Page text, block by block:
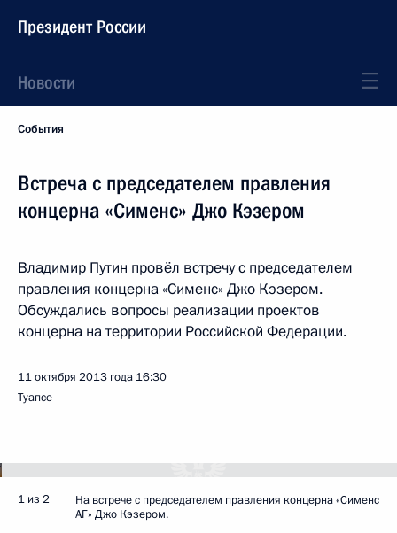
Президент России
Новости
События
Встреча с председателем правления
концерна «Сименс» Джо Кэзером
Владимир Путин провёл встречу с председателем
правления концерна «Сименс» Джо Кэзером.
Обсуждались вопросы реализации проектов
концерна на территории Российской Федерации.
11 октября 2013 года 16:30
Туапсе
1 из 2
На встрече с председателем правления концерна «Сименс
АГ» Джо Кэзером.